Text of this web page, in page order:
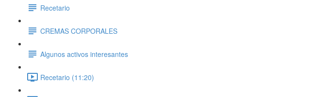
Recetario
CREMAS CORPORALES
Algunos activos interesantes
Recetario (11:20)